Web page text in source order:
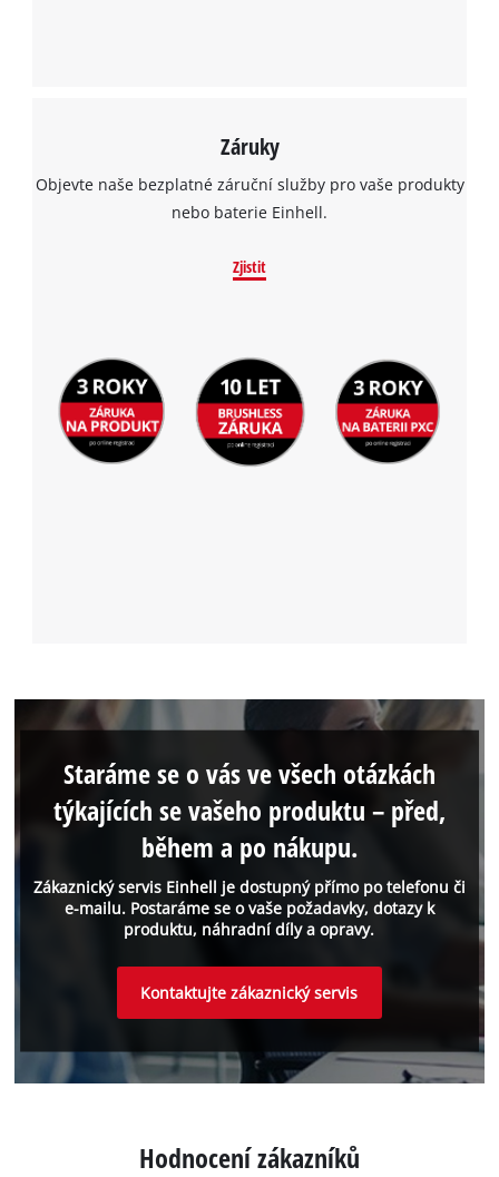
Záruky
Objevte naše bezplatné záruční služby pro vaše produkty
nebo baterie Einhell.
Zjistit
Zákaznický servis Einhell je dostupný přímo po telefonu či
e-mailu. Postaráme se o vaše požadavky, dotazy k
produktu, náhradní díly a opravy.
Staráme se o vás ve všech otázkách
týkajících se vašeho produktu – před,
během a po nákupu.
Kontaktujte zákaznický servis
Hodnocení zákazníků